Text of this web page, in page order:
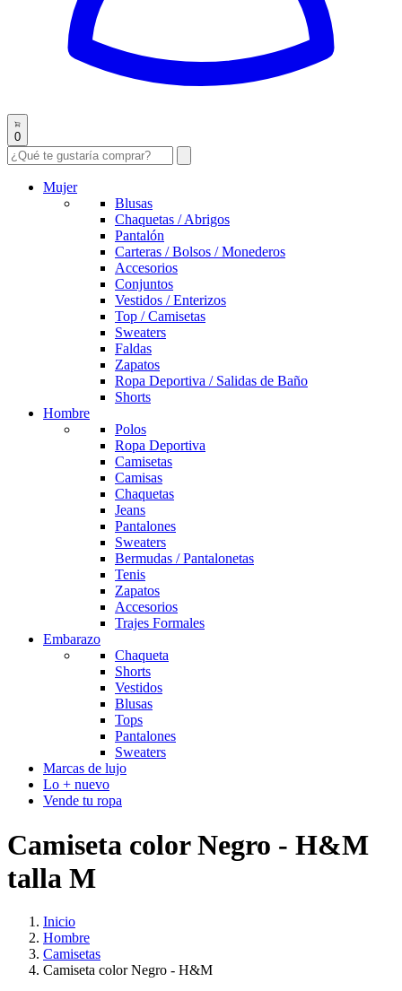
0
Mujer
Blusas
Chaquetas / Abrigos
Pantalón
Carteras / Bolsos / Monederos
Accesorios
Conjuntos
Vestidos / Enterizos
Top / Camisetas
Sweaters
Faldas
Zapatos
Ropa Deportiva / Salidas de Baño
Shorts
Hombre
Polos
Ropa Deportiva
Camisetas
Camisas
Chaquetas
Jeans
Pantalones
Sweaters
Bermudas / Pantalonetas
Tenis
Zapatos
Accesorios
Trajes Formales
Embarazo
Chaqueta
Shorts
Vestidos
Blusas
Tops
Pantalones
Sweaters
Marcas de lujo
Lo + nuevo
Vende tu ropa
Camiseta color Negro - H&M
talla M
Inicio
Hombre
Camisetas
Camiseta color Negro - H&M